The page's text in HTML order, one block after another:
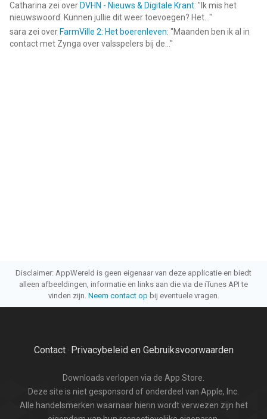
Catharina zei over DVHN - Nieuws & Digitale Krant: " Ik mis het
nieuwswoord. Kunnen jullie dit weer toevoegen? Het... "
sara zei over FarmVille 2: Het boerenleven: "Maanden ben ik al in
contact met Zynga over valsspelers bij de... "
Disclaimer: AppWereld is geen eigenaar van deze applicatie en biedt
alleen afbeeldingen, informatie en links aan die via de iTunes API te
vinden zijn. Neem contact op bij eventuele vragen.
Contact· Privacybeleid en Gebruiksvoorwaarden
Downloads verlopen via de App Store.
Deze site is niet gesponsord of onderdeel van Apple, Inc.
Alle handelsmerken waarnaar hierin wordt verwezen zijn het